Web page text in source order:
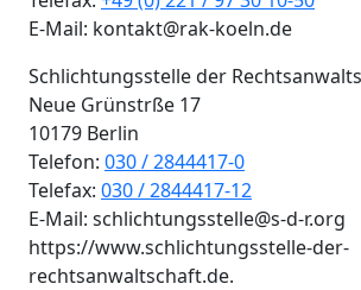
E-Mail: kontakt@rak-koeln.de
Schlichtungsstelle der
Neue Grünstrße 17
10179 Berlin
Telefon: 030 / 2844417-0
Telefax: 030 / 2844417-12
E-Mail: schlichtungsstelle@s-d-r.org
https://www.schlichtungsstelle-der-
rechtsanwaltschaft.de.